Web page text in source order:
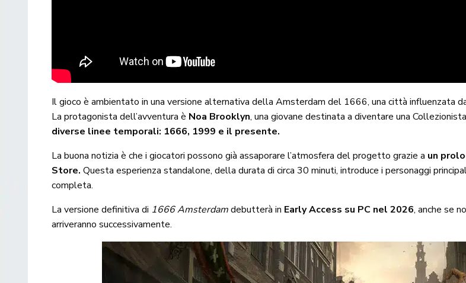
Il gioco è ambientato in una versione alternativa della Amsterdam del 1666, una città influenzata
La protagonista dell’avventura è Noa Brooklyn, una giovane destinata a diventare una
diverse linee temporali: 1666, 1999 e il presente.
La buona notizia è che i giocatori possono già assaporare l’atmosfera del progetto grazie a un
Store. Questa esperienza standalone, della durata di circa 30 minuti, introduce i personaggi
completa.
La versione definitiva di 1666 Amsterdamdebutterà in Early Access su PC nel 2026, anche se
arriveranno successivamente.